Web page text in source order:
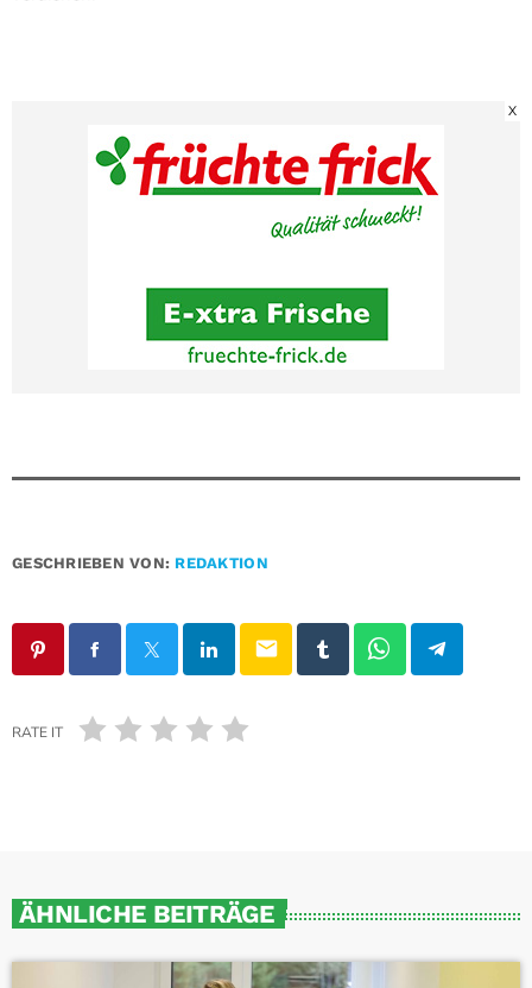
X
GESCHRIEBEN VON: REDAKTION
email
RATE IT
ÄHNLICHE BEITRÄGE